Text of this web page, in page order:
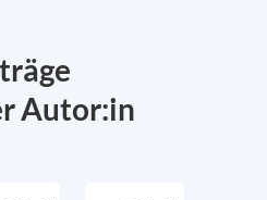
Autor:in